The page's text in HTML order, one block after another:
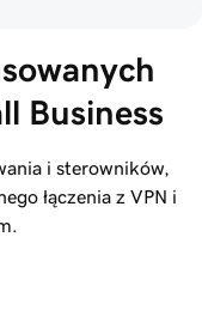
Business
i sterowników,
łączenia z VPN i